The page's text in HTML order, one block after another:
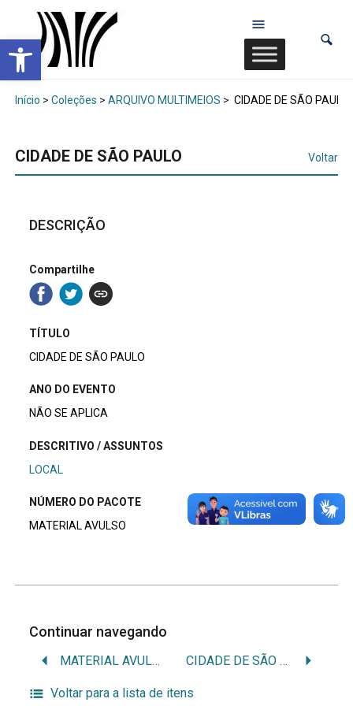
Abrir a barra de ferramentas
Início > Coleções > ARQUIVO MULTIMEIOS > CIDADE DE SÃO PAULO
CIDADE DE SÃO PAULO Voltar
DESCRIÇÃO
Compartilhe
TÍTULO
CIDADE DE SÃO PAULO
ANO DO EVENTO
NÃO SE APLICA
DESCRITIVO / ASSUNTOS
LOCAL
NÚMERO DO PACOTE
MATERIAL AVULSO
Continuar navegando
MATERIAL AVULSO: ARQUITETURA CIDADE DE SÃO PAULO
Voltar para a lista de itens